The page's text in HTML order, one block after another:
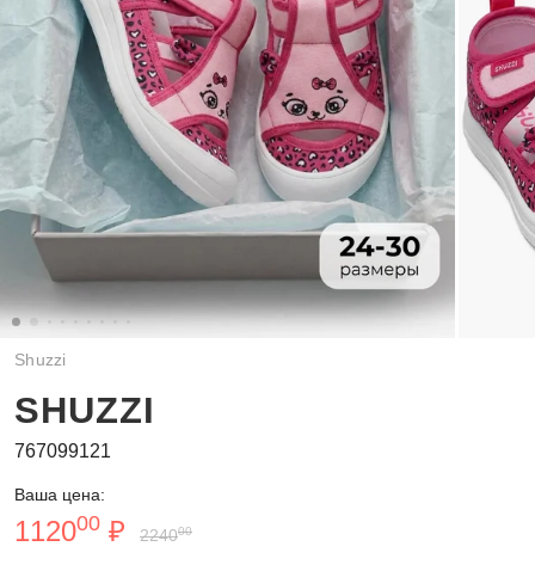
Shuzzi
SHUZZI
767099121
Ваша цена:
112000 ₽ 224000